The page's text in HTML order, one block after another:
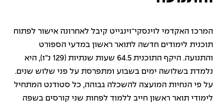
המרכז האקדמי לוינסקי־וינגייט קיבל לאחרונה אישור לפתוח
תוכנית לימודים חדשה לתואר ראשון במדעי הספורט
והתנועה. היקף התוכנית 64.5 שעות שנתיות (129 נ"ז), היא
נלמדת בשלושה ימים בשבוע ומתפרסת על פני שלוש שנים.
על פי הנחיות המועצה להשכלה גבוהה, כל סטודנט המתחיל
לימודי תואר ראשון חייב ללמוד לפחות שני קורסים בשפה